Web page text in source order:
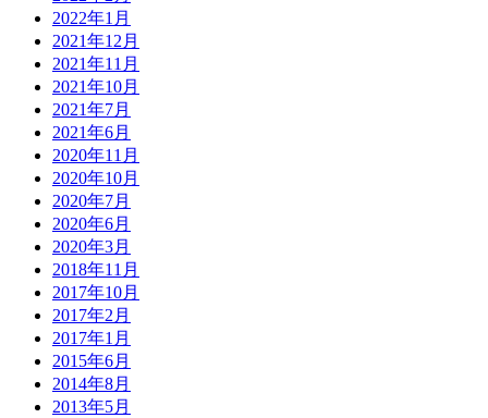
2022年1月
2021年12月
2021年11月
2021年10月
2021年7月
2021年6月
2020年11月
2020年10月
2020年7月
2020年6月
2020年3月
2018年11月
2017年10月
2017年2月
2017年1月
2015年6月
2014年8月
2013年5月